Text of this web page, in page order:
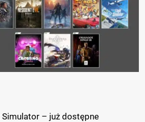
– już dostępne